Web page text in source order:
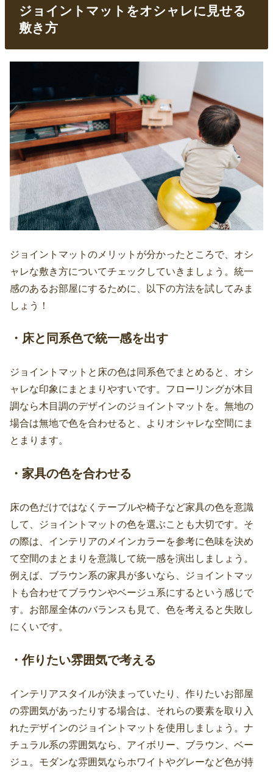
ジョイントマットをオシャレに見せる
敷き方
ジョイントマットのメリットが分かったところで、オシ
ャレな敷き方についてチェックしていきましょう。統一
感のあるお部屋にするために、以下の方法を試してみま
しょう！
・床と同系色で統一感を出す
ジョイントマットと床の色は同系色でまとめると、オシ
ャレな印象にまとまりやすいです。フローリングが木目
調なら木目調のデザインのジョイントマットを。無地の
場合は無地で色を合わせると、よりオシャレな空間にま
とまります。
・家具の色を合わせる
床の色だけではなくテーブルや椅子など家具の色を意識
して、ジョイントマットの色を選ぶことも大切です。そ
の際は、インテリアのメインカラーを参考に色味を決め
て空間のまとまりを意識して統一感を演出しましょう。
例えば、ブラウン系の家具が多いなら、ジョイントマッ
トも合わせてブラウンやベージュ系にするという感じで
す。お部屋全体のバランスも見て、色を考えると失敗し
にくいです。
・作りたい雰囲気で考える
インテリアスタイルが決まっていたり、作りたいお部屋
の雰囲気があったりする場合は、それらの要素を取り入
れたデザインのジョイントマットを使用しましょう。ナ
チュラル系の雰囲気なら、アイボリー、ブラウン、ベー
ジュ。モダンな雰囲気ならホワイトやグレーなど色が持